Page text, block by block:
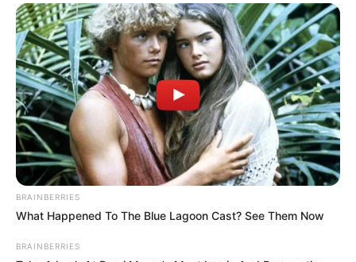
BRAINBERRIES
What Happened To The Blue Lagoon Cast? See Them Now
BRAINBERRIES